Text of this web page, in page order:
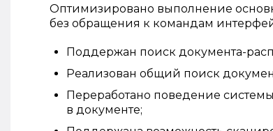
Оптимизировано выполнение
без обращения к командам
Поддержан поиск документа-
Реализован общий поиск
Переработано поведение
в документе;